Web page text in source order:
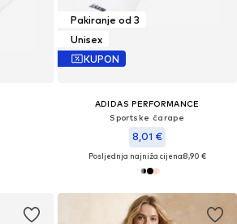
Pakiranje od 3
Unisex
KUPON
ADIDAS PERFORMANCE
Sportske čarape
8,01 €
Posljednja najniža cijena:8,90 €